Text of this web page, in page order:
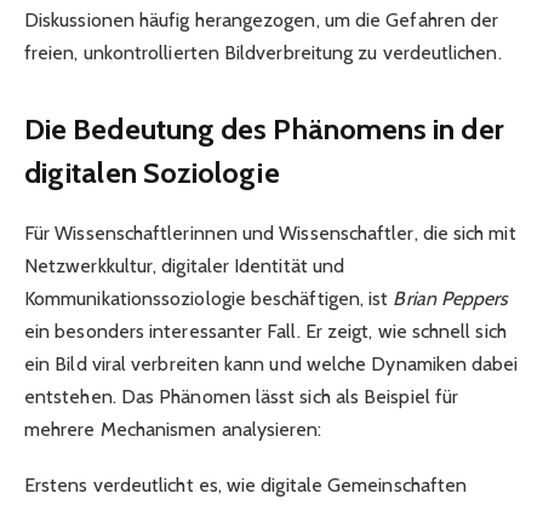
Diskussionen häufig herangezogen, um die Gefahren der
freien, unkontrollierten Bildverbreitung zu verdeutlichen.
Die Bedeutung des Phänomens in der
digitalen Soziologie
Für Wissenschaftlerinnen und Wissenschaftler, die sich mit
Netzwerkkultur, digitaler Identität und
Kommunikationssoziologie beschäftigen, ist Brian Peppers
ein besonders interessanter Fall. Er zeigt, wie schnell sich
ein Bild viral verbreiten kann und welche Dynamiken dabei
entstehen. Das Phänomen lässt sich als Beispiel für
mehrere Mechanismen analysieren:
Erstens verdeutlicht es, wie digitale Gemeinschaften